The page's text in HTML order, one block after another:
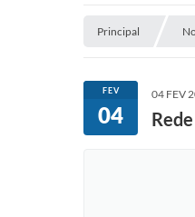
Principal
FEV
04
04 FEV